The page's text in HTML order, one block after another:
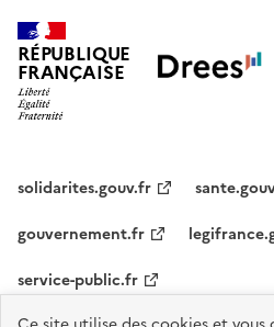
RÉPUBLIQUE
FRANÇAISE
solidarites.gouv.fr
gouvernement.fr
service-public.fr